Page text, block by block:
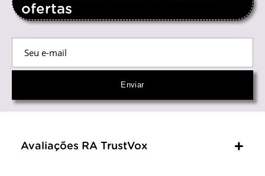
ofertas
Avaliações RA TrustVox